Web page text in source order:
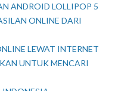
ANDROID LOLLIPOP 5
ONLINE DARI
LEWAT INTERNET
UNTUK MENCARI